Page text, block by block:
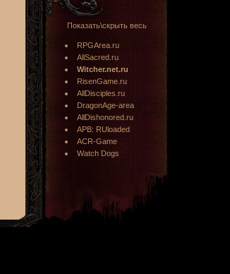
Показать\скрыть весь
RPGArea.ru
AllSacred.ru
Witcher.net.ru
RisenGame.ru
AllDisciples.ru
DragonAge-area
AllDishonored.ru
APB: RUloaded
ACR-Game
Watch Dogs